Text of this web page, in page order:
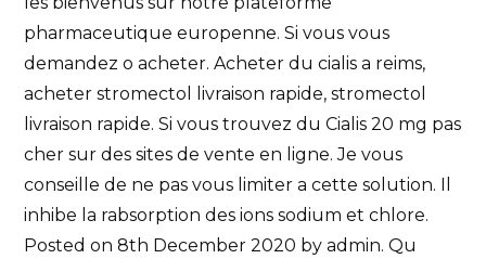
pharmaceutique europenne. Si vous vous
demandez o acheter. Acheter du cialis a reims,
acheter stromectol livraison rapide, stromectol
livraison rapide. Si vous trouvez du Cialis 20 mg pas
cher sur des sites de vente en ligne. Je vous
conseille de ne pas vous limiter a cette solution. Il
inhibe la rabsorption des ions sodium et chlore.
Posted on 8th December 2020 by admin. Qu